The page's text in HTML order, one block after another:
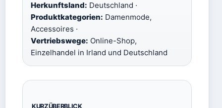
Herkunftsland: Deutschland ·
Produktkategorien: Damenmode,
Accessoires ·
Vertriebswege: Online-Shop,
Einzelhandel in Irland und Deutschland
KURZÜBERBLICK